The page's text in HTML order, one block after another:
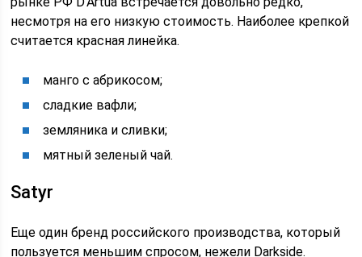
несмотря на его низкую стоимость. Наиболее крепкой
считается красная линейка.
манго с абрикосом;
сладкие вафли;
земляника и сливки;
мятный зеленый чай.
Satyr
Еще один бренд российского производства, который
пользуется меньшим спросом, нежели Darkside.